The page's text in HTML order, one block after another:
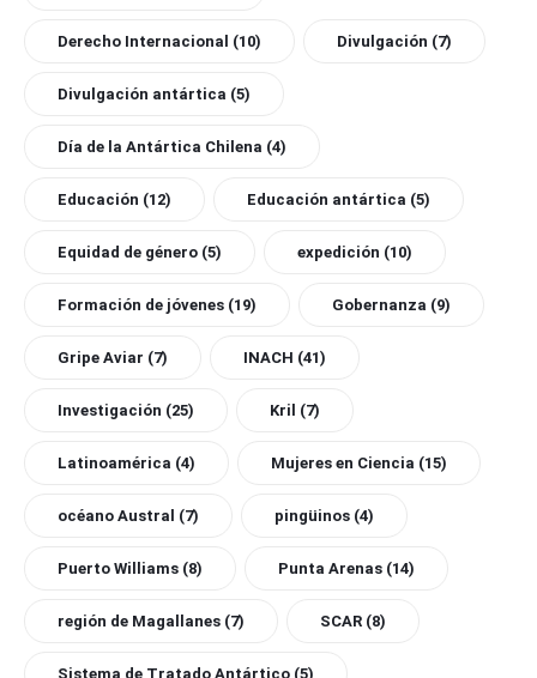
Derecho Internacional (10) Divulgación (7)
Divulgación antártica (5)
Día de la Antártica Chilena (4)
Educación (12) Educación antártica (5)
Equidad de género (5) expedición (10)
Formación de jóvenes (19) Gobernanza (9)
Gripe Aviar (7) INACH (41)
Investigación (25) Kril (7)
Latinoamérica (4) Mujeres en Ciencia (15)
océano Austral (7) pingüinos (4)
Puerto Williams (8) Punta Arenas (14)
región de Magallanes (7) SCAR (8)
Sistema de Tratado Antártico (5)